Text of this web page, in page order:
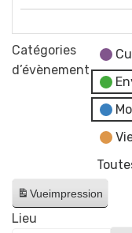
:
le
à
vous
Catégories
d’évènement
Vueimpression
Lieu